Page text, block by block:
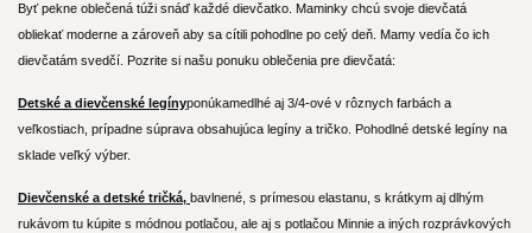
Byť pekne oblečená túži snáď každé dievčatko. Maminky chcú svoje dievčatá
obliekať moderne a zároveň aby sa cítili pohodlne po celý deň. Mamy vedía čo ich
dievčatám svedčí. Pozrite si našu ponuku oblečenia pre dievčatá:
Detské a dievčenské legínyponúkamedlhé aj 3/4-ové v rôznych farbách a
veľkostiach, prípadne súprava obsahujúca legíny a tričko. Pohodlné detské legíny na
sklade veľký výber.
Dievčenské a detské tričká, bavlnené, s prímesou elastanu, s krátkym aj dlhým
rukávom tu kúpite s módnou potlačou, ale aj s potlačou Minnie a iných rozprávkových